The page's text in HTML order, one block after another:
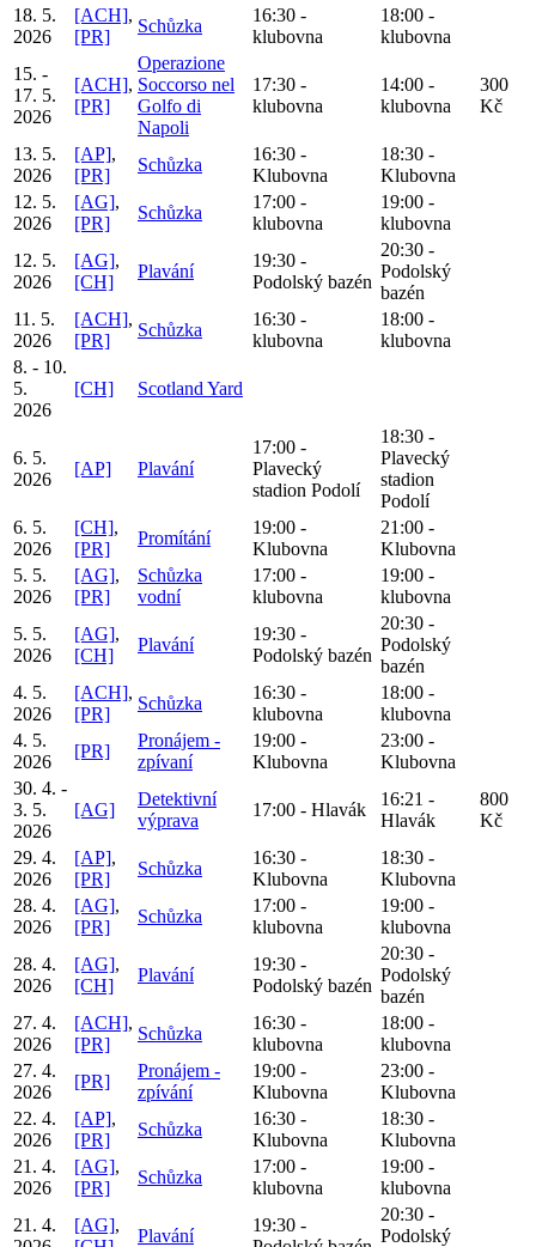
18. 5.
2026
[ACH],
[PR]
Schůzka
16:30 -
klubovna
18:00 -
klubovna
15. -
17. 5.
2026
[ACH],
[PR]
Operazione
Soccorso nel
Golfo di
Napoli
17:30 -
klubovna
14:00 -
klubovna
300
Kč
13. 5.
2026
[AP],
[PR]
Schůzka
16:30 -
Klubovna
18:30 -
Klubovna
12. 5.
2026
[AG],
[PR]
Schůzka
17:00 -
klubovna
19:00 -
klubovna
12. 5.
2026
[AG],
[CH]
Plavání
19:30 -
Podolský bazén
20:30 -
Podolský
bazén
11. 5.
2026
[ACH],
[PR]
Schůzka
16:30 -
klubovna
18:00 -
klubovna
8. - 10.
5.
2026
[CH] Scotland Yard
6. 5.
2026
[AP] Plavání
17:00 -
Plavecký
stadion Podolí
18:30 -
Plavecký
stadion
Podolí
6. 5.
2026
[CH],
[PR]
Promítání
19:00 -
Klubovna
21:00 -
Klubovna
5. 5.
2026
[AG],
[PR]
Schůzka
vodní
17:00 -
klubovna
19:00 -
klubovna
5. 5.
2026
[AG],
[CH]
Plavání
19:30 -
Podolský bazén
20:30 -
Podolský
bazén
4. 5.
2026
[ACH],
[PR]
Schůzka
16:30 -
klubovna
18:00 -
klubovna
4. 5.
2026
[PR]
Pronájem -
zpívaní
19:00 -
Klubovna
23:00 -
Klubovna
30. 4. -
3. 5.
2026
[AG]
Detektivní
výprava
17:00 - Hlavák
16:21 -
Hlavák
800
Kč
29. 4.
2026
[AP],
[PR]
Schůzka
16:30 -
Klubovna
18:30 -
Klubovna
28. 4.
2026
[AG],
[PR]
Schůzka
17:00 -
klubovna
19:00 -
klubovna
28. 4.
2026
[AG],
[CH]
Plavání
19:30 -
Podolský bazén
20:30 -
Podolský
bazén
27. 4.
2026
[ACH],
[PR]
Schůzka
16:30 -
klubovna
18:00 -
klubovna
27. 4.
2026
[PR]
Pronájem -
zpívání
19:00 -
Klubovna
23:00 -
Klubovna
22. 4.
2026
[AP],
[PR]
Schůzka
16:30 -
Klubovna
18:30 -
Klubovna
21. 4.
2026
[AG],
[PR]
Schůzka
17:00 -
klubovna
19:00 -
klubovna
21. 4.
[AG],
Plavání
19:30 -
20:30 -
Podolský